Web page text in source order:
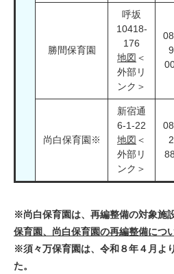
勝間保育園
呼坂
10418-
176
地図 ＜
外部リ
ンク＞
尚白保育園※
新宿通
6-1-22
地図 ＜
外部リ
ンク＞
※尚白保育園は、再編整備の対象施
保育園、尚白保育園の再編整備につ
※須々万保育園は、令和８年４月よ
た。